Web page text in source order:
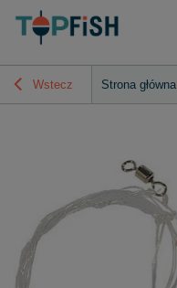
Wstecz Strona główna